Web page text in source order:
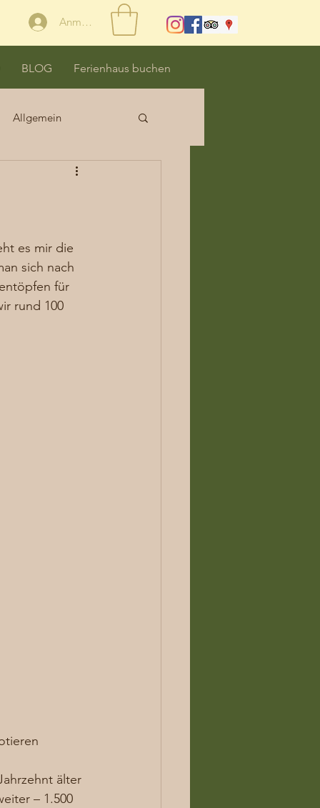
Anmelden
BLOG Ferienhaus buchen
Allgemein
es mir die
sich nach
für
rund 100
älter
– 1.500